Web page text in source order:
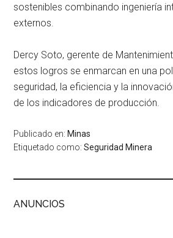
sostenibles combinando ingeniería
externos.
Dercy Soto, gerente de
estos logros se enmarcan en una
seguridad, la eficiencia y la
de los indicadores de producción.
Publicado en: Minas
Etiquetado como:Seguridad Minera
ANUNCIOS